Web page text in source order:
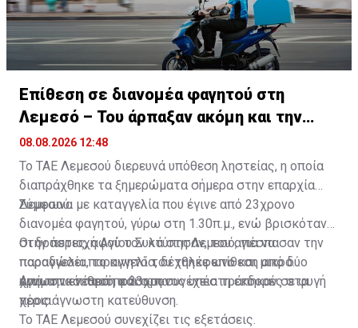
Επίθεση σε διανομέα φαγητού στη
Λεμεσό – Του άρπαξαν ακόμη και την
παραγγελία
08.08.2026 12:48
Το ΤΑΕ Λεμεσού διερευνά υπόθεση ληστείας, η οποία
διαπράχθηκε τα ξημερώματα σήμερα στην επαρχία
Λεμεσού.
Σύμφωνα με καταγγελία που έγινε από 23χρονο
διανομέα φαγητού, γύρω στη 1.30π.μ., ενώ βρισκόταν
στην περιοχή Αγίου Συλά στη Λεμεσό, για να
παραδώσει παραγγελία, δέχθηκε επίθεση από δύο
άγνωστα νεαρά πρόσωπα.
Οι δράστες, αφού τον κτύπησαν, του απέσπασαν την
παραγγελία, το κινητό του τηλέφωνο και μικρό
χρηματικό ποσό, και στη συνέχεια τράπηκαν σε φυγή
προς άγνωστη κατεύθυνση.
Από την επίθεση ο 23χρονος υπέστη εκδορές στα
χέρια.
Το ΤΑΕ Λεμεσού συνεχίζει τις εξετάσεις.